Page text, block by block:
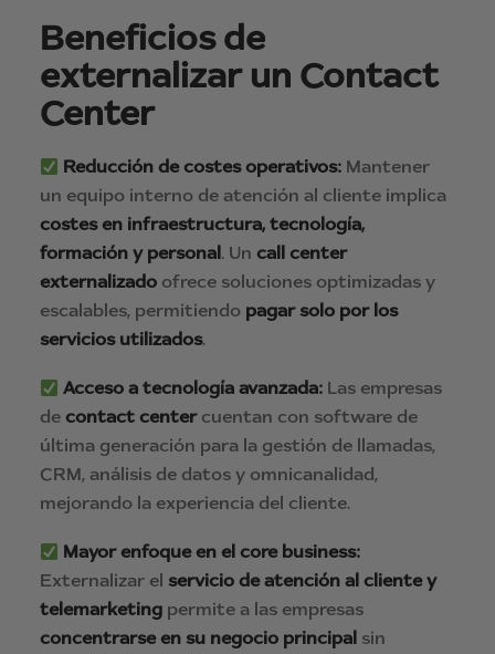
Beneficios de
externalizar un Contact
Center
Reducción de costes operativos: Mantener
un equipo interno de atención al cliente implica
costes en infraestructura, tecnología,
formación y personal. Un call center
externalizado ofrece soluciones optimizadas y
escalables, permitiendo pagar solo por los
servicios utilizados.
Acceso a tecnología avanzada: Las empresas
de contact centercuentan con software de
última generación para la gestión de llamadas,
CRM, análisis de datos y omnicanalidad,
mejorando la experiencia del cliente.
Mayor enfoque en el core business:
Externalizar el servicio de atención al cliente y
telemarketing permite a las empresas
concentrarse en su negocio principal sin